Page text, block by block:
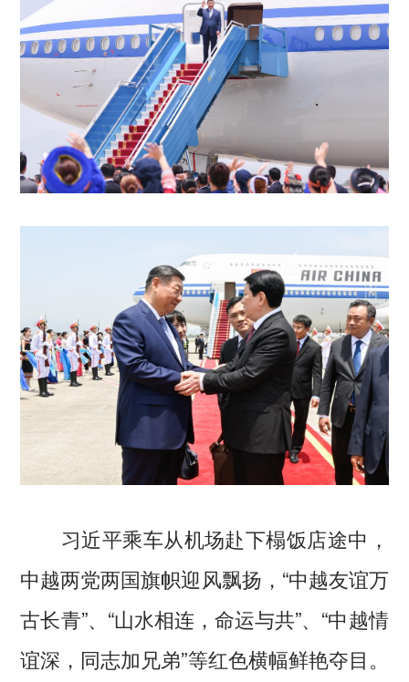
习近平乘车从机场赴下榻饭店途中，
中越两党两国旗帜迎风飘扬，“中越友谊万
古长青”、“山水相连，命运与共”、“中越情
谊深，同志加兄弟”等红色横幅鲜艳夺目。